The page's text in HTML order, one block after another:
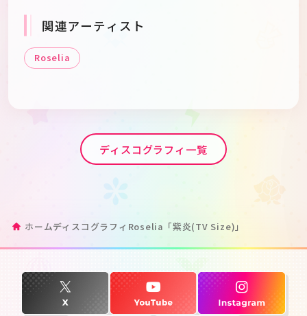
関連アーティスト
Roselia
ディスコグラフィ一覧
ホームディスコグラフィ Roselia「紫炎(TV Size)」